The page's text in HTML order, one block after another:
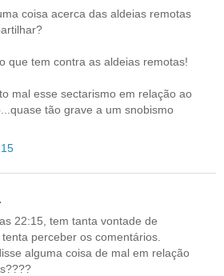
coisa acerca das aldeias remotas
que tem contra as aldeias remotas!
mal esse sectarismo em relação ao
tão grave a um snobismo
22:15, tem tanta vontade de
perceber os comentários.
alguma coisa de mal em relação